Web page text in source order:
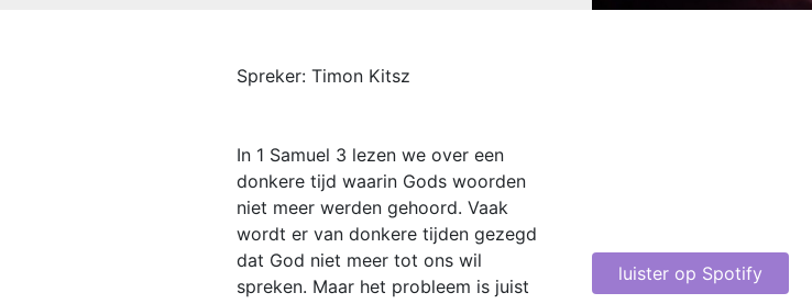
Spreker: Timon Kitsz
In 1 Samuel 3 lezen we over een
donkere tijd waarin Gods woorden
niet meer werden gehoord. Vaak
wordt er van donkere tijden gezegd
dat God niet meer tot ons wil
spreken. Maar het probleem is juist
luister op Spotify